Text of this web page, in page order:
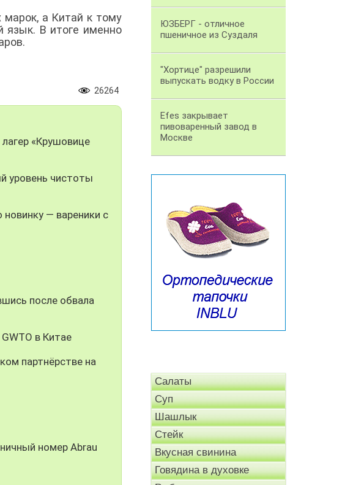
марок, а Китай к тому
язык. В итоге именно
26264
«Крушовице
уровень чистоты
— вареники с
после обвала
в Китае
партнёрстве на
номер Abrau
ЮЗБЕРГ - отличное
пшеничное из Суздаля
"Хортице" разрешили
выпускать водку в России
Efes закрывает
пивоваренный завод в
Москве
Салаты
Суп
Шашлык
Стейк
Вкусная свинина
Говядина в духовке